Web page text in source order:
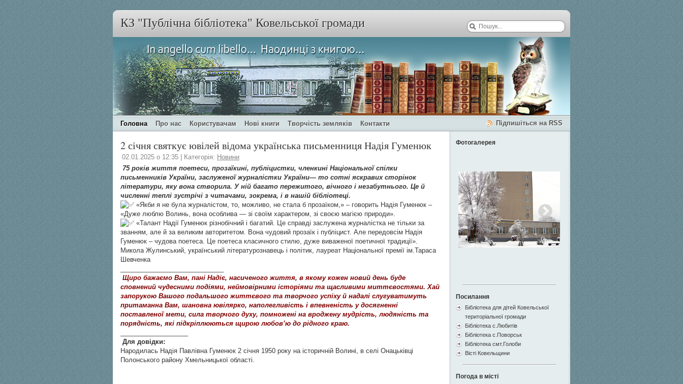
КЗ "Публічна бібліотека" Ковельської громади
Головна Про нас Користувачам Нові книги Творчість земляків Контакти Підпишіться на RSS
2 січня святкує ювілей відома українська письменниця Надія Гуменюк
02.01.2025 о 12:35 | Категорія: Новини
75 років життя поетеси, прозаїкині, публіцистки, членкині Національної спілки
письменників України, заслуженої журналістки України— то сотні яскравих сторінок
літератури, яку вона створила. У ній багато пережитого, вічного і незабутнього. Це й
численні теплі зустрічі з читачами, зокрема, і в нашій бібліотеці.
«Якби я не була журналістом, то, можливо, не стала б прозаїком,» – говорить Надія Гуменюк –
«Дуже люблю Волинь, вона особлива — зі своїм характером, зі своєю магією природи».
«Талант Надії Гуменюк різнобічний і багатий. Це справді заслужена журналістка не тільки за
званням, але й за великим авторитетом. Вона чудовий прозаїк і публіцист. Але передовсім Надія
Гуменюк – чудова поетеса. Це поетеса класичного стилю, дуже виваженої поетичної традиції».
Микола Жулинський, український літературознавець і політик, лауреат Національної премії ім.Тараса
Шевченка
Щиро бажаємо Вам, пані Надіє, насиченого життя, в якому кожен новий день буде
сповнений чудесними подіями, неймовірними історіями та щасливими миттєвостями. Хай
запорукою Вашого подальшого життєвого та творчого успіху й надалі слугуватимуть
притаманна Вам, шановна ювілярко, наполегливість і впевненість у досягненні
поставленої мети, сила творчого духу, помножені на вроджену мудрість, людяність та
порядність, які підкріплюються щирою любов’ю до рідного краю.
Для довідки:
Народилась Надія Павлівна Гуменюк 2 січня 1950 року на історичній Волині, в селі Онацьківці
Полонського району Хмельницької області.
Фотогалерея
Посилання
Бібліотека для дітей Ковельської
територіальної громади
Бібліотека с.Любитів
Бібліотека с.Поворськ
Бібліотека смт.Голоби
Вісті Ковельщини
Погода в місті